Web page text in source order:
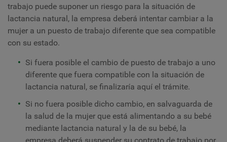
trabajo puede suponer un riesgo para la situación de
lactancia natural, la empresa deberá intentar cambiar a la
mujer a un puesto de trabajo diferente que sea compatible
con su estado.
Si fuera posible el cambio de puesto de trabajo a uno
diferente que fuera compatible con la situación de
lactancia natural, se finalizaría aquí el trámite.
Si no fuera posible dicho cambio, en salvaguarda de
la salud de la mujer que está alimentando a su bebé
mediante lactancia natural y la de su bebé, la